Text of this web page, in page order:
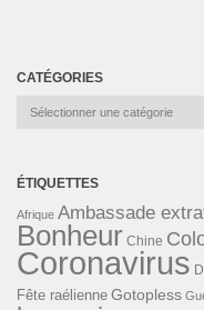
CATÉGORIES
Catégories
ÉTIQUETTES
Afrique Ambassade
Bonheur Chine
Coronavirus
Fête raélienne Gotopless